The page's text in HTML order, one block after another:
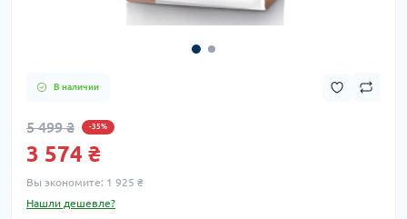
В наличии
5 499 ₴ -35%
3 574 ₴
Вы экономите: 1 925 ₴
Нашли дешевле?